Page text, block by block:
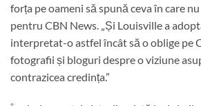
forța pe oameni să spună ceva în care nu
pentru CBN News. „Și Louisville a
interpretat-o ​​astfel încât să o oblige pe
fotografii și bloguri despre o viziune
contrazicea credința.”